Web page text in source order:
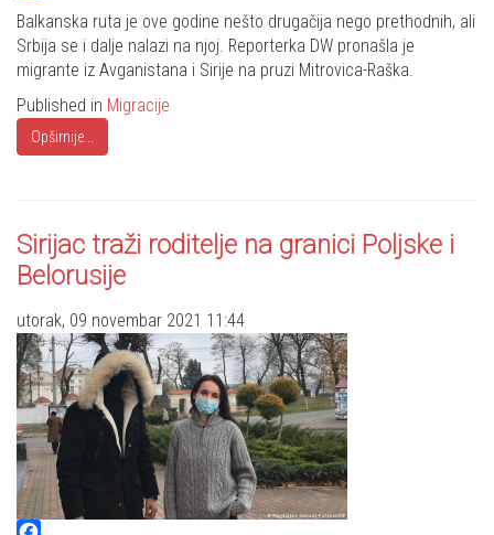
Share
Balkanska ruta je ove godine nešto drugačija nego prethodnih, ali
Srbija se i dalje nalazi na njoj. Reporterka DW pronašla je
migrante iz Avganistana i Sirije na pruzi Mitrovica-Raška.
Published in Migracije
Opširnije...
Sirijac traži roditelje na granici Poljske i
Belorusije
utorak, 09 novembar 2021 11:44